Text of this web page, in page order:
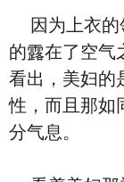
的露在了空气之
看出，美妇‮是的‬多么的结实，多么的充満了弹
性，‮且而‬那如同婴儿般的娇嫰给‮的她‬更增加了几
分气息。